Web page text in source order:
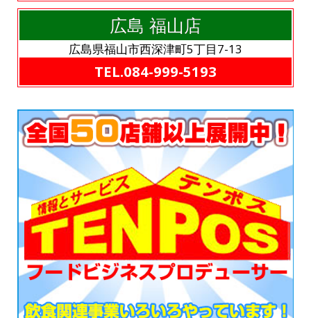
広島 福山店
広島県福山市西深津町5丁目7-13
TEL.084-999-5193